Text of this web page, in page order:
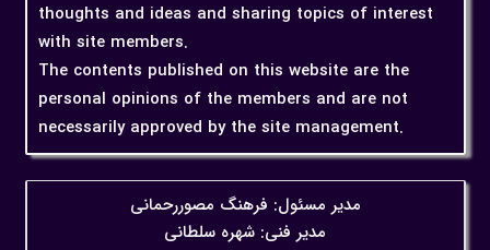
thoughts and ideas and sharing topics of interest
with site members.
The contents published on this website are the
personal opinions of the members and are not
necessarily approved by the site management.
مدیر مسئول: فرهنگ مصوررحمانی
مدیر فنی: شهره سلطانی